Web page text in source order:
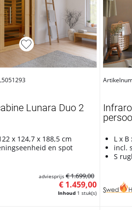
Lunara Duo 2
x 124,7 x 188,5 cm
en spot
Inhoud 1 stuk(s)
€ 1.459,00
adviesprijs € 1.699,00
L x B
incl.
S